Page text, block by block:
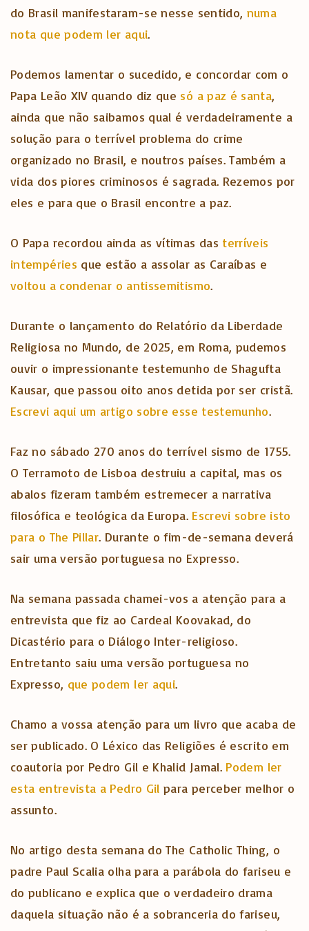
do Brasil manifestaram-se nesse sentido, numa
nota que podem ler aqui.
Podemos lamentar o sucedido, e concordar com o
Papa Leão XIV quando diz que só a paz é santa,
ainda que não saibamos qual é verdadeiramente a
solução para o terrível problema do crime
organizado no Brasil, e noutros países. Também a
vida dos piores criminosos é sagrada. Rezemos por
eles e para que o Brasil encontre a paz.
O Papa recordou ainda as vítimas das terríveis
intempéries que estão a assolar as Caraíbas e
voltou a condenar o antissemitismo.
Durante o lançamento do Relatório da Liberdade
Religiosa no Mundo, de 2025, em Roma, pudemos
ouvir o impressionante testemunho de Shagufta
Kausar, que passou oito anos detida por ser cristã.
Escrevi aqui um artigo sobre esse testemunho.
Faz no sábado 270 anos do terrível sismo de 1755.
O Terramoto de Lisboa destruiu a capital, mas os
abalos fizeram também estremecer a narrativa
filosófica e teológica da Europa. Escrevi sobre isto
para o The Pillar. Durante o fim-de-semana deverá
sair uma versão portuguesa no Expresso.
Na semana passada chamei-vos a atenção para a
entrevista que fiz ao Cardeal Koovakad, do
Dicastério para o Diálogo Inter-religioso.
Entretanto saiu uma versão portuguesa no
Expresso, que podem ler aqui.
Chamo a vossa atenção para um livro que acaba de
ser publicado. O Léxico das Religiões é escrito em
coautoria por Pedro Gil e Khalid Jamal. Podem ler
esta entrevista a Pedro Gil para perceber melhor o
assunto.
No artigo desta semana do The Catholic Thing, o
padre Paul Scalia olha para a parábola do fariseu e
do publicano e explica que o verdadeiro drama
daquela situação não é a sobranceria do fariseu,